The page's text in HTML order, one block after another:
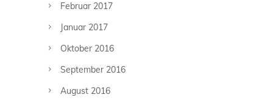
Februar 2017
Januar 2017
Oktober 2016
September 2016
August 2016